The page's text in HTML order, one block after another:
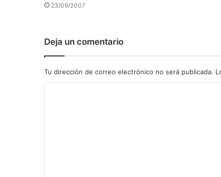
23/09/2007
Deja un comentario
Tu dirección de correo electrónico no será publicada.